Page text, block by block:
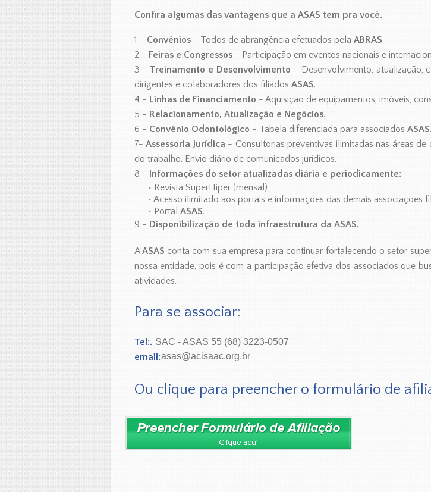
Confira algumas das vantagens que a ASAS tem pra você.
1 - Convênios- Todos de abrangência efetuados pela ABRAS.
2 - Feiras e Congressos- Participação em eventos nacionais e
3 - Treinamento e Desenvolvimento - Desenvolvimento, atualização,
dirigentes e colaboradores dos filiados ASAS.
4 - Linhas de Financiamento - Aquisição de equipamentos, imóveis,
5 - Relacionamento, Atualização e Negócios.
6 - Convênio Odontológico - Tabela diferenciada para associados ASAS.
7- Assessoria Jurídica - Consultorias preventivas ilimitadas nas áreas
do trabalho. Envio diário de comunicados jurídicos.
8 - Informações do setor atualizadas diária e periodicamente:
• Revista SuperHiper (mensal);
• Acesso ilimitado aos portais e informações das demais associações
• Portal ASAS.
9 - Disponibilização de toda infraestrutura da ASAS.
AASAS conta com sua empresa para continuar fortalecendo o setor
nossa entidade, pois é com a participação efetiva dos associados que
atividades.
Para se associar:
Tel:. SAC - ASAS 55 (68) 3223-0507
email:asas@acisaac.org.br
Ou clique para preencher o formulário de